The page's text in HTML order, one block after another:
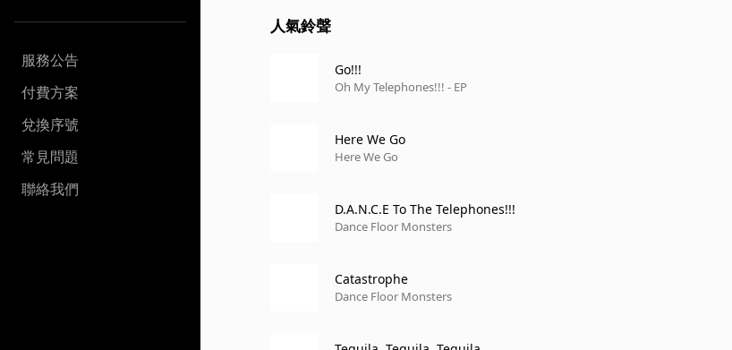
服務公告
付費方案
兌換序號
常見問題
聯絡我們
人氣鈴聲
Go!!!
Oh My Telephones!!! - EP
Here We Go
Here We Go
D.A.N.C.E To The Telephones!!!
Dance Floor Monsters
Catastrophe
Dance Floor Monsters